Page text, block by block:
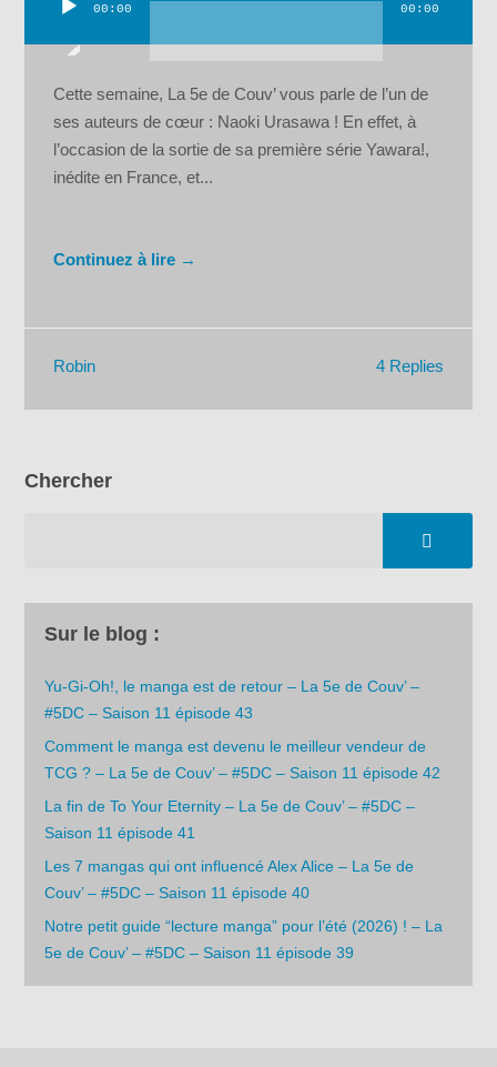
00:00 00:00
Cette semaine, La 5e de Couv’ vous parle de l’un de
ses auteurs de cœur : Naoki Urasawa ! En effet, à
l’occasion de la sortie de sa première série Yawara!,
inédite en France, et...
Continuez à lire →
4 Replies
Robin
Chercher
Sur le blog :
Yu-Gi-Oh!, le manga est de retour – La 5e de Couv’ –
#5DC – Saison 11 épisode 43
Comment le manga est devenu le meilleur vendeur de
TCG ? – La 5e de Couv’ – #5DC – Saison 11 épisode 42
La fin de To Your Eternity – La 5e de Couv’ – #5DC –
Saison 11 épisode 41
Les 7 mangas qui ont influencé Alex Alice – La 5e de
Couv’ – #5DC – Saison 11 épisode 40
Notre petit guide “lecture manga” pour l’été (2026) ! – La
5e de Couv’ – #5DC – Saison 11 épisode 39